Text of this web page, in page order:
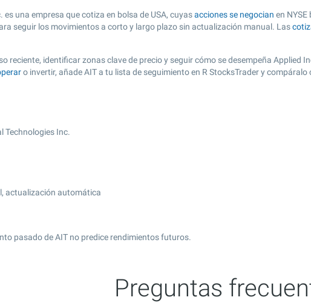
una empresa que cotiza en bolsa de USA, cuyasacciones se negocian en
seguir los movimientos a corto y largo plazo sin actualización manual. Las
reciente, identificar zonas clave de precio y seguir cómo se desempeña Applied
o invertir, añade AIT a tu lista de seguimiento en R StocksTrader y
Technologies Inc.
actualización automática
pasado de AIT no predice rendimientos futuros.
Preguntas